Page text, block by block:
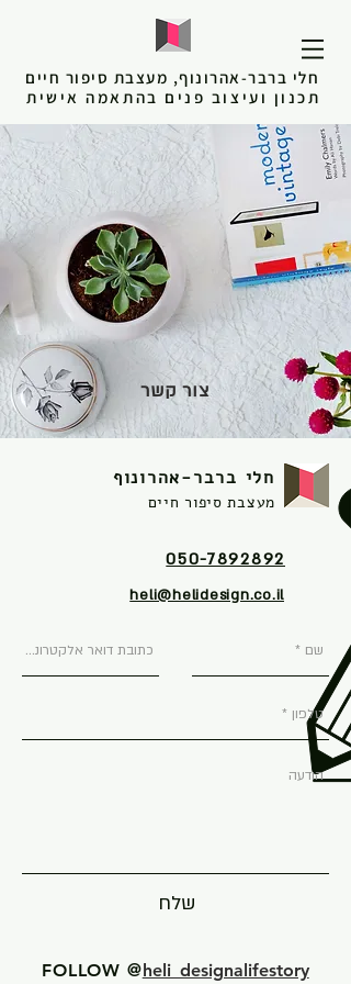
חלי ברבר-אהרונוף, מעצבת סיפור חיים
תכנון ועיצוב פנים בהתאמה אישית
צור קשר
חלי ברבר-אהרונוף
מעצבת סיפור חיים
050-7892892
heli@helidesign.co.il
שלח
FOLLOW @heli_designalifestory